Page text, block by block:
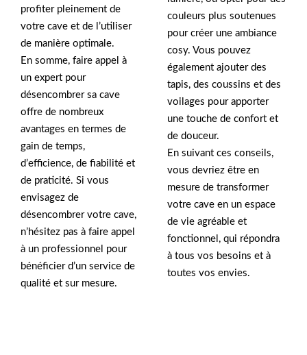
profiter pleinement de
votre cave et de l’utiliser
de manière optimale.
En somme, faire appel à
un expert pour
désencombrer sa cave
offre de nombreux
avantages en termes de
gain de temps,
d’efficience, de fiabilité et
de praticité. Si vous
envisagez de
désencombrer votre cave,
n’hésitez pas à faire appel
à un professionnel pour
bénéficier d’un service de
qualité et sur mesure.
couleurs plus soutenues
pour créer une ambiance
cosy. Vous pouvez
également ajouter des
tapis, des coussins et des
voilages pour apporter
une touche de confort et
de douceur.
En suivant ces conseils,
vous devriez être en
mesure de transformer
votre cave en un espace
de vie agréable et
fonctionnel, qui répondra
à tous vos besoins et à
toutes vos envies.